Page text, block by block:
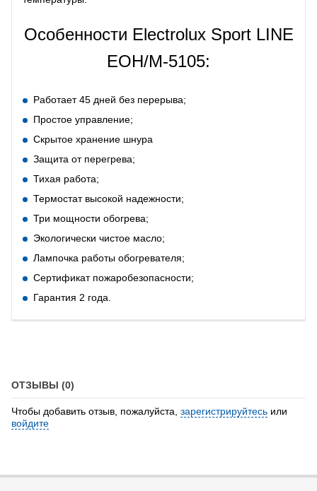
Особенности Electrolux Sport LINE
EOH/M-5105:
Работает 45 дней без перерыва;
Простое управление;
Скрытое хранение шнура
Защита от перегрева;
Тихая работа;
Термостат высокой надежности;
Три мощности обогрева;
Экологически чистое масло;
Лампочка работы обогревателя;
Сертификат пожаробезопасности;
Гарантия 2 года.
ОТЗЫВЫ (0)
Чтобы добавить отзыв, пожалуйста, зарегистрируйтесь или
войдите